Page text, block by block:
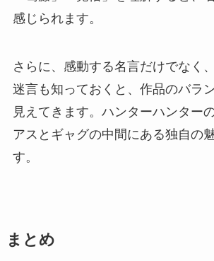
感じられます。
さらに、感動する名言だけでなく
迷言も知っておくと、作品のバラ
見えてきます。ハンターハンター
アスとギャグの中間にある独自の
す。
まとめ